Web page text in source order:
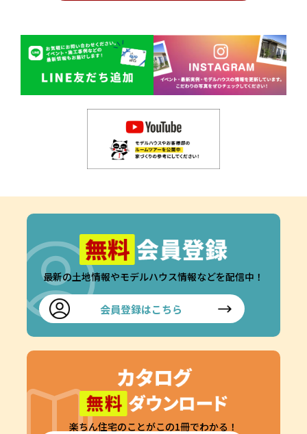
最新の土地情報やモデルハウス情報などを配信中！
会員登録はこちら
楽ちん住宅のことがこの1冊でわかる！